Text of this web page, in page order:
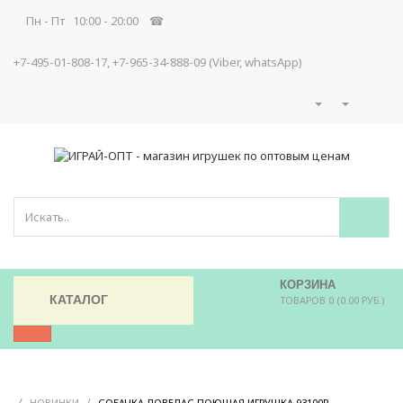
Пн - Пт 10:00 - 20:00 ☎
+7-495-01-808-17, +7-965-34-888-09 (Viber, whatsApp)
КОРЗИНА
ТОВАРОВ 0 (0.00 РУБ.)
КАТАЛОГ